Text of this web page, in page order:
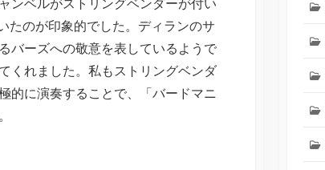
ンベルがストリングベンダーが付い
たのが印象的でした。ディランのサ
バーズへの敬意を表しているようで
くれました。私もストリングベンダ
的に演奏することで、「バードマニ